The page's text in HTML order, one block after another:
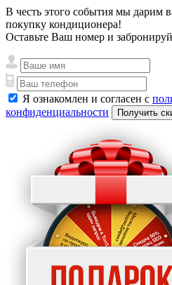
В честь этого события мы дарим
покупку кондиционера!
Оставьте Ваш номер и
Я ознакомлен и согласен с
конфиденциальности
Получить